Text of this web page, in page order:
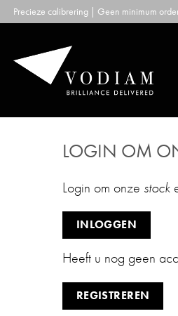
Skip
to
Precieze calibrering | Geen minimum
LOGIN OM
Login om onze stock
INLOGGEN
Heeft u nog geen
REGISTREREN